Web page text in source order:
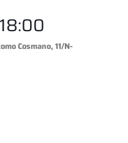
Cosmano, 11/N-